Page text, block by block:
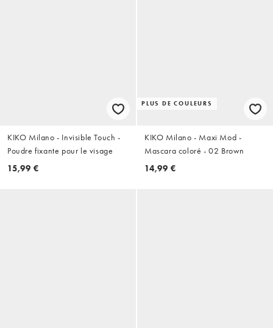
KIKO Milano - Invisible Touch -
Poudre fixante pour le visage
15,99 €
PLUS DE COULEURS
KIKO Milano - Maxi Mod -
Mascara coloré - 02 Brown
14,99 €